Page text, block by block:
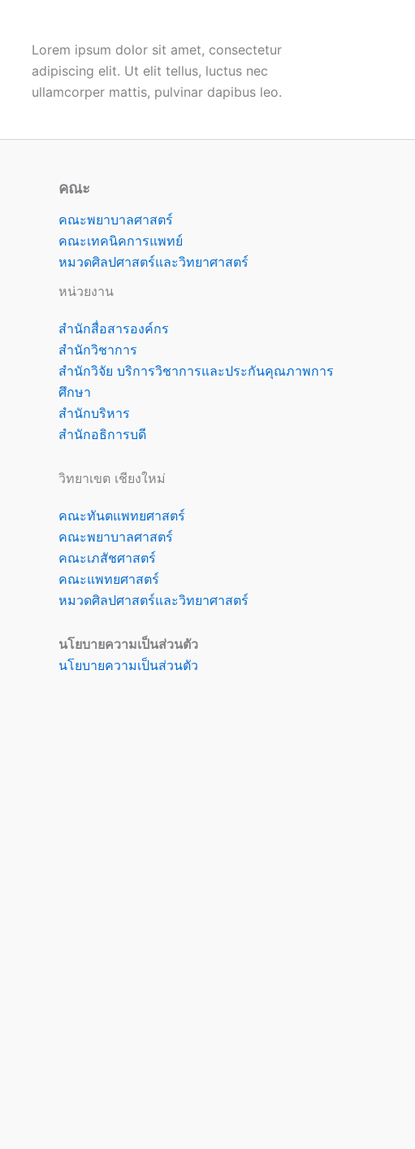
Lorem ipsum dolor sit amet, consectetur
adipiscing elit. Ut elit tellus, luctus nec
ullamcorper mattis, pulvinar dapibus leo.
คณะ
คณะพยาบาลศาสตร์
คณะเทคนิคการแพทย์
หมวดศิลปศาสตร์และวิทยาศาสตร์
หน่วยงาน
สำนักสื่อสารองค์กร
สำนักวิชาการ
สำนักวิจัย บริการวิชาการและประกันคุณภาพการ
ศึกษา
สำนักบริหาร
สำนักอธิการบดี
วิทยาเขต เชียงใหม่
คณะทันตแพทยศาสตร์
คณะพยาบาลศาสตร์
คณะเภสัชศาสตร์
คณะแพทยศาสตร์
หมวดศิลปศาสตร์และวิทยาศาสตร์
นโยบายความเป็นส่วนตัว
นโยบายความเป็นส่วนตัว